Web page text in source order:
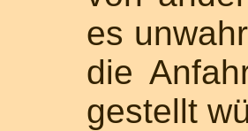
es
die
gestellt